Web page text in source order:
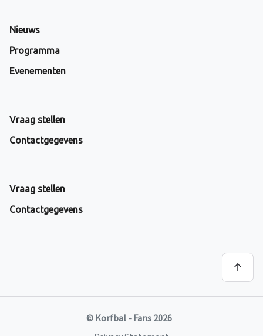
Nieuws
Programma
Evenementen
Vraag stellen
Contactgegevens
Vraag stellen
Contactgegevens
© Korfbal - Fans 2026